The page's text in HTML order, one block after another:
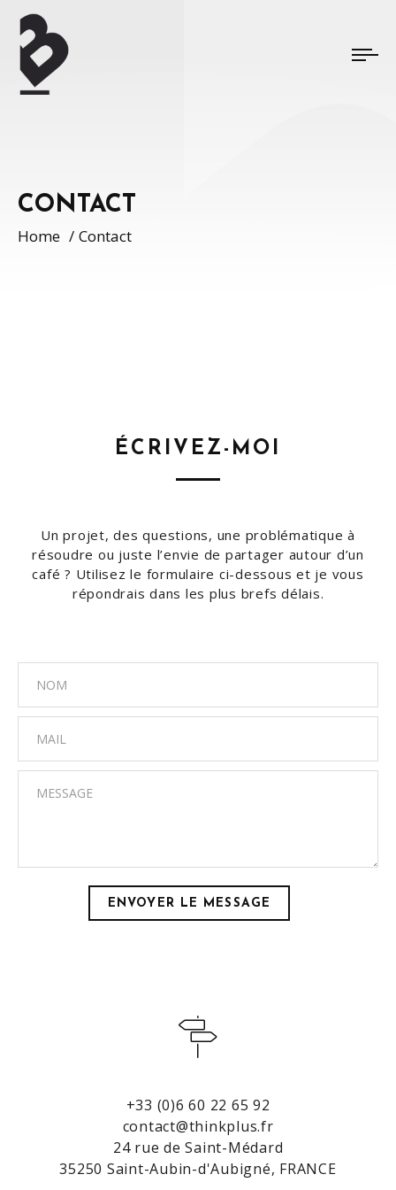
CONTACT
Home Contact
ÉCRIVEZ-MOI
Un projet, des questions, une problématique à
résoudre ou juste l’envie de partager autour d’un
café ? Utilisez le formulaire ci-dessous et je vous
répondrais dans les plus brefs délais.
+33 (0)6 60 22 65 92
contact@thinkplus.fr
24 rue de Saint-Médard
35250 Saint-Aubin-d'Aubigné, FRANCE